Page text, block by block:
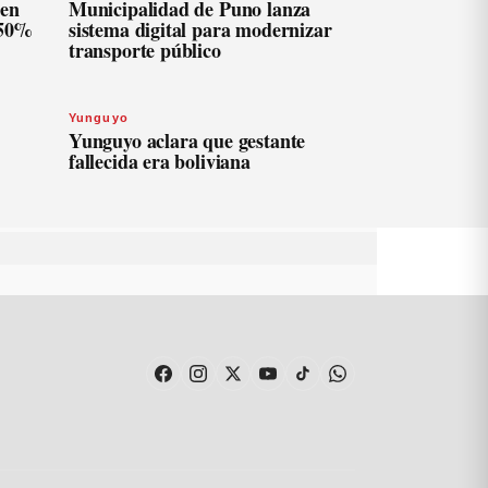
Municipalidad de Puno lanza
sistema digital para modernizar
transporte público
Yunguyo
Yunguyo aclara que gestante
fallecida era boliviana